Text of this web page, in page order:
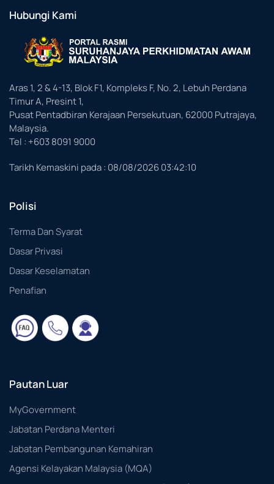
Hubungi Kami
Aras 1, 2 & 4-13, Blok F1, Kompleks F, No. 2, Lebuh Perdana
Timur A, Presint 1,
Pusat Pentadbiran Kerajaan Persekutuan, 62000 Putrajaya,
Malaysia.
Tel : +603 8091 9000
Tarikh Kemaskini pada : 08/08/2026 03:42:10
Polisi
Terma Dan Syarat
Dasar Privasi
Dasar Keselamatan
Penafian
Pautan Luar
MyGovernment
Jabatan Perdana Menteri
Jabatan Pembangunan Kemahiran
Agensi Kelayakan Malaysia (MQA)